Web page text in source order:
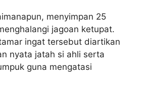
menyimpan 25
jagoan ketupat.
ingat tersebut diartikan
nyata jatah si ahli serta
guna mengatasi